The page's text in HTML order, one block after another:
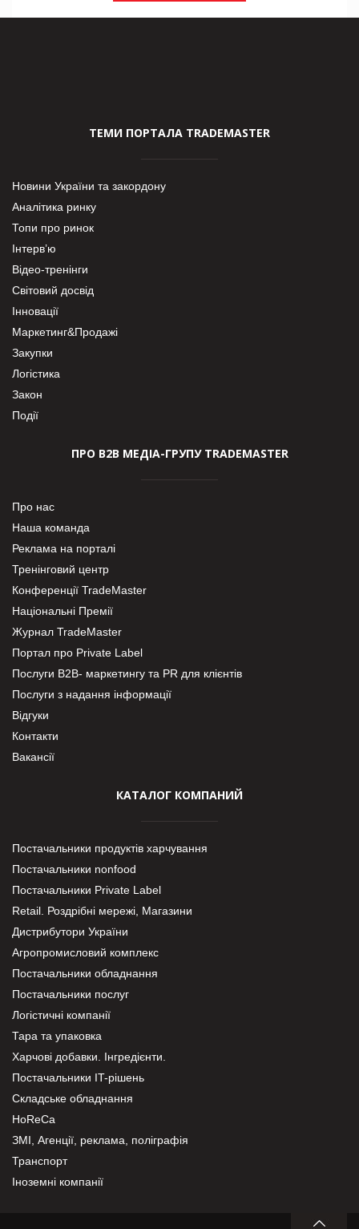
ТЕМИ ПОРТАЛА TRADEMASTER
Новини України та закордону
Аналітика ринку
Топи про ринок
Інтерв’ю
Відео-тренінги
Світовий досвід
Інновації
Маркетинг&Продажі
Закупки
Логістика
Закон
Події
ПРО В2В МЕДІА-ГРУПУ TRADEMASTER
Про нас
Наша команда
Реклама на порталі
Тренінговий центр
Конференції TradeMaster
Національні Премії
Журнал TradeMaster
Портал про Private Label
Послуги В2В- маркетингу та PR для клієнтів
Послуги з надання інформації
Відгуки
Контакти
Вакансії
КАТАЛОГ КОМПАНИЙ
Постачальники продуктів харчування
Постачальники nonfood
Постачальники Private Label
Retail. Роздрібні мережі, Магазини
Дистрибутори України
Агропромисловий комплекс
Постачальники обладнання
Постачальники послуг
Логістичні компанії
Тара та упаковка
Харчові добавки. Інгредієнти.
Постачальники IT-рішень
Складське обладнання
HoReCa
ЗМІ, Агенції, реклама, поліграфія
Транспорт
Іноземні компанії